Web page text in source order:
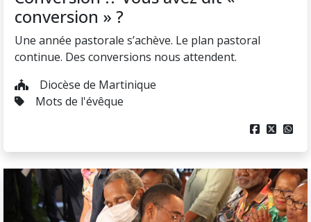
conversion » ?
Une année pastorale s’achève. Le plan pastoral
continue. Des conversions nous attendent.
Diocèse de Martinique
Mots de l'évêque
  